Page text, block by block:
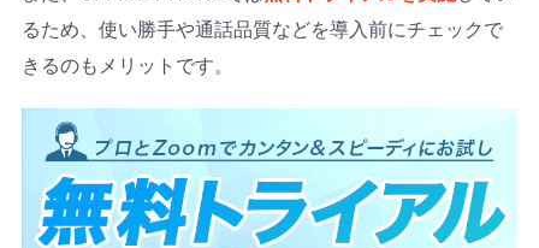
るため、使い勝手や通話品質などを導入前にチェックで
きるのもメリットです。